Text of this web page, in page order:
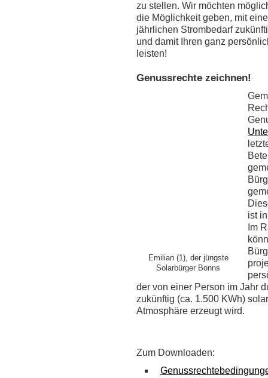
zu stellen. Wir möchten
die Möglichkeit geben, mit
jährlichen Strombedarf
und damit Ihren ganz
leisten!
Genussrechte zeichnen!
Emilian (1), der jüngste
Solarbürger Bonns
ist
Im
der von einer Person im Jahr
zukünftig (ca. 1.500 KWh)
Atmosphäre erzeugt wird.
Zum Downloaden: